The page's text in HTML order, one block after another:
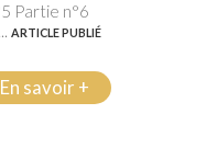
Partie n°6
ARTICLE PUBLIÉ
En savoir +